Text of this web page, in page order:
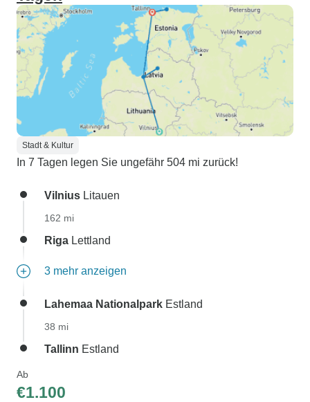
Stadt & Kultur
In 7 Tagen legen Sie ungefähr 504 mi zurück!
Vilnius Litauen
162 mi
Riga Lettland
3 mehr anzeigen
Lahemaa Nationalpark Estland
38 mi
Tallinn Estland
Ab
€1.100